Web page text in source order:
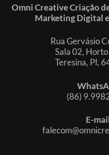
Omni Creative Criação
Marketing Digital
Rua Gervásio
Sala 02,
Teresina, PI,
(86)
E-